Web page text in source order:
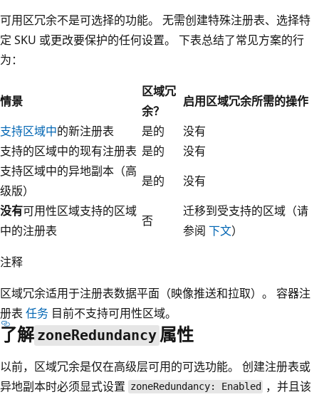
可用区冗余不是可选择的功能。 无需创建特殊注册表、选择特
定 SKU 或更改要保护的任何设置。 下表总结了常见方案的行
为：
情景
区域冗
余？
启用区域冗余所需的操作
支持区域中的新注册表 是的
没有
支持的区域中的现有注册表 是的
没有
支持区域中的异地副本（高
级版）
是的
没有
没有可用性区域支持的区域
中的注册表
否
迁移到受支持的区域（请
参阅 下文）
注释
区域冗余适用于注册表数据平面（映像推送和拉取）。 容器注
册表 任务 目前不支持可用性区域。
了解 zoneRedundancy 属性
以前，区域冗余是仅在高级层可用的可选功能。 创建注册表或
异地副本时必须显式设置 zoneRedundancy: Enabled
，并且该